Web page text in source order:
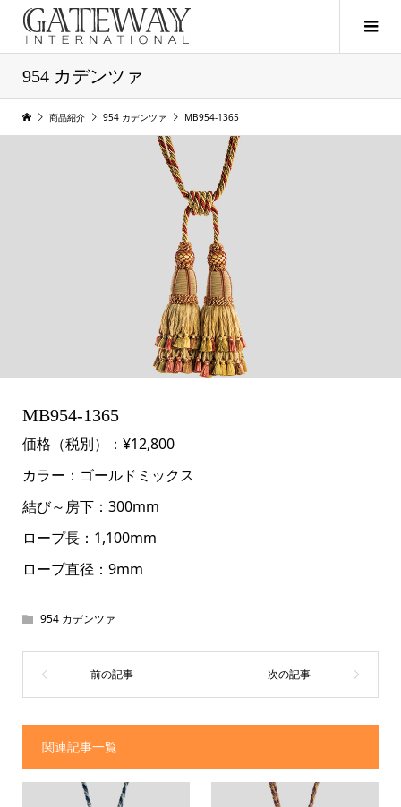
954 カデンツァ
商品紹介 954 カデンツァ MB954-1365
MB954-1365
価格（税別）：¥12,800
カラー：ゴールドミックス
結び～房下：300mm
ロープ長：1,100mm
ロープ直径：9mm
954 カデンツァ
関連記事一覧